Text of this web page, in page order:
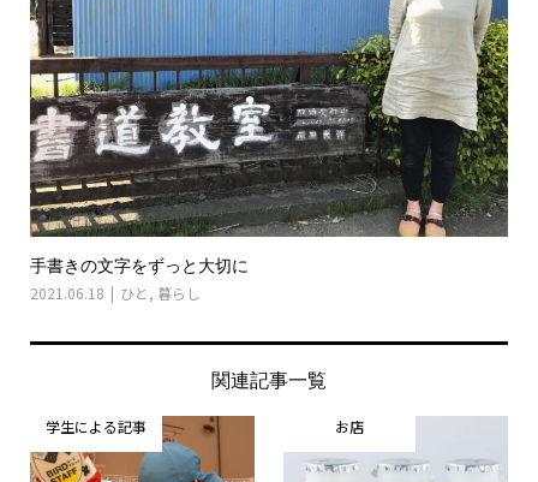
手書きの文字をずっと大切に
2021.06.18 ひと , 暮らし
関連記事一覧
学生による記事 お店